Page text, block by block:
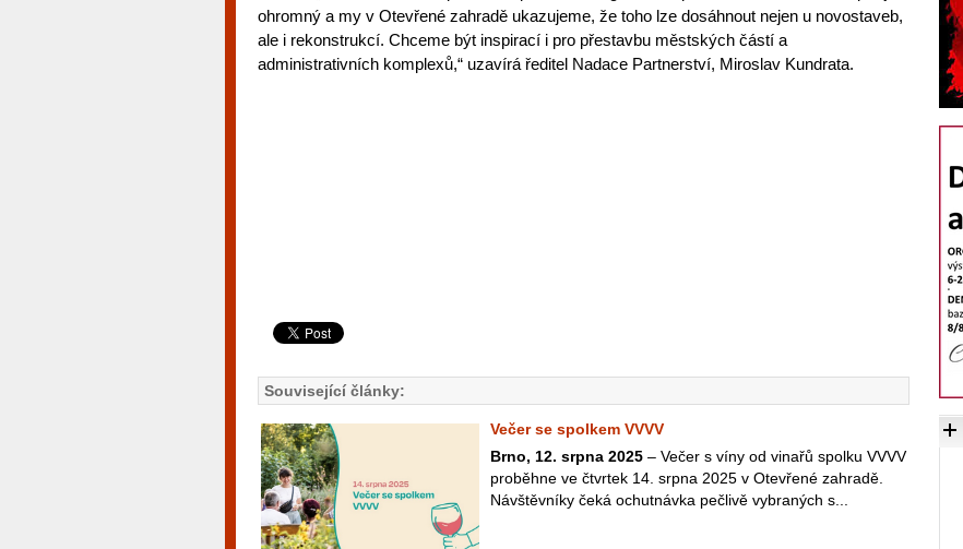
ohromný a my v Otevřené zahradě ukazujeme, že toho lze dosáhnout nejen u novostaveb,
ale i rekonstrukcí. Chceme být inspirací i pro přestavbu městských částí a
administrativních komplexů,“ uzavírá ředitel Nadace Partnerství, Miroslav Kundrata.
Související články:
Večer se spolkem VVVV
Brno, 12. srpna 2025 – Večer s víny od vinařů spolku VVVV
proběhne ve čtvrtek 14. srpna 2025 v Otevřené zahradě.
Návštěvníky čeká ochutnávka pečlivě vybraných s...